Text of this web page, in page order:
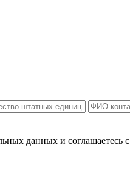
данных и соглашаетесь c